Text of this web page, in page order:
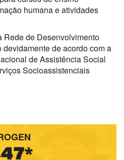
humana e atividades
Rede de Desenvolvimento
de acordo com a
de Assistência Social
Socioassistenciais